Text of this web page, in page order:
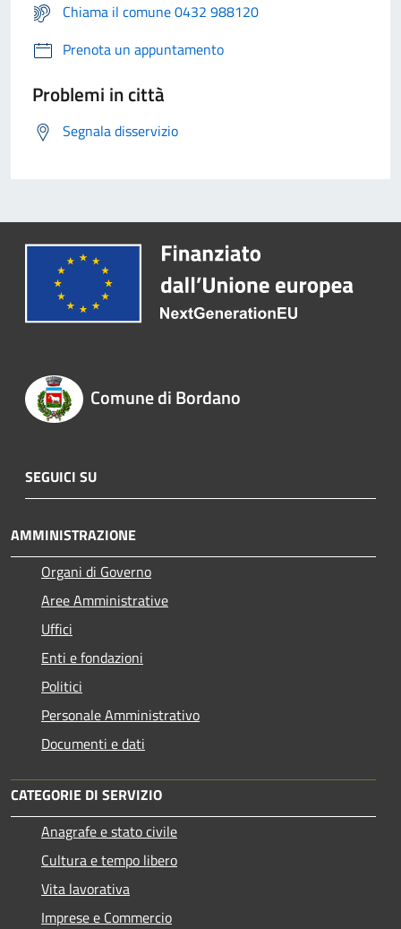
Chiama il comune 0432 988120
Prenota un appuntamento
Problemi in città
Segnala disservizio
Comune di Bordano
SEGUICI SU
AMMINISTRAZIONE
Organi di Governo
Aree Amministrative
Uffici
Enti e fondazioni
Politici
Personale Amministrativo
Documenti e dati
CATEGORIE DI SERVIZIO
Anagrafe e stato civile
Cultura e tempo libero
Vita lavorativa
Imprese e Commercio